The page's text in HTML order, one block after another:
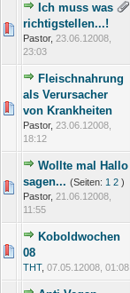
Ich muss was
richtigstellen...!
Pastor, 23.06.12008,
23:03
Fleischnahrung
als Verursacher
von Krankheiten
Pastor, 23.06.12008,
18:12
Wollte mal Hallo
sagen... (Seiten: 1 2 )
Pastor, 21.06.12008,
11:55
Koboldwochen
08
THT, 07.05.12008, 01:08